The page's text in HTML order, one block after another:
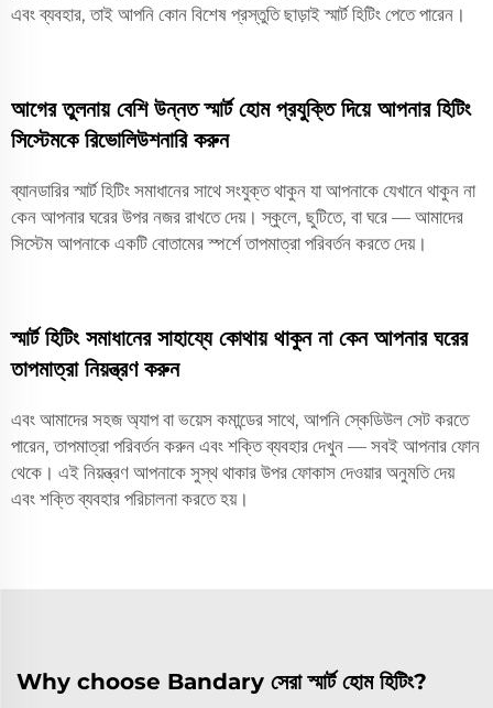
এবং ব্যবহার, তাই আপনি কোন বিশেষ প্রস্তুতি ছাড়াই স্মার্ট হিটিং পেতে পারেন।
আগের তুলনায় বেশি উন্নত স্মার্ট হোম প্রযুক্তি দিয়ে আপনার হিটিং
সিস্টেমকে রিভোলিউশনারি করুন
ব্যানডারির স্মার্ট হিটিং সমাধানের সাথে সংযুক্ত থাকুন যা আপনাকে যেখানে থাকুন না
কেন আপনার ঘরের উপর নজর রাখতে দেয়। স্কুলে, ছুটিতে, বা ঘরে — আমাদের
সিস্টেম আপনাকে একটি বোতামের স্পর্শে তাপমাত্রা পরিবর্তন করতে দেয়।
স্মার্ট হিটিং সমাধানের সাহায্যে কোথায় থাকুন না কেন আপনার ঘরের
তাপমাত্রা নিয়ন্ত্রণ করুন
এবং আমাদের সহজ অ্যাপ বা ভয়েস কমান্ডের সাথে, আপনি স্কেডিউল সেট করতে
পারেন, তাপমাত্রা পরিবর্তন করুন এবং শক্তি ব্যবহার দেখুন — সবই আপনার ফোন
থেকে। এই নিয়ন্ত্রণ আপনাকে সুস্থ থাকার উপর ফোকাস দেওয়ার অনুমতি দেয়
এবং শক্তি ব্যবহার পরিচালনা করতে হয়।
Why choose Bandary সেরা স্মার্ট হোম হিটিং?